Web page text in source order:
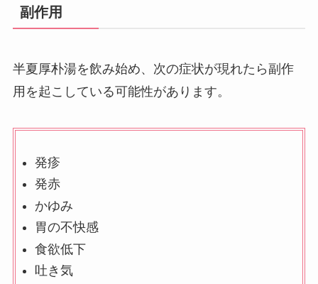
副作用
半夏厚朴湯を飲み始め、次の症状が現れたら副作
用を起こしている可能性があります。
発疹
発赤
かゆみ
胃の不快感
食欲低下
吐き気